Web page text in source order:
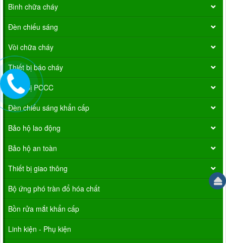
Bình chữa cháy
Đèn chiếu sáng
Vòi chữa cháy
Thiết bị báo cháy
Thiết bị PCCC
Đèn chiếu sáng khẩn cấp
Bảo hộ lao động
Bảo hộ an toàn
Thiết bị giao thông
Bộ ứng phó tràn đổ hóa chất
Bồn rửa mắt khẩn cấp
Linh kiện - Phụ kiện